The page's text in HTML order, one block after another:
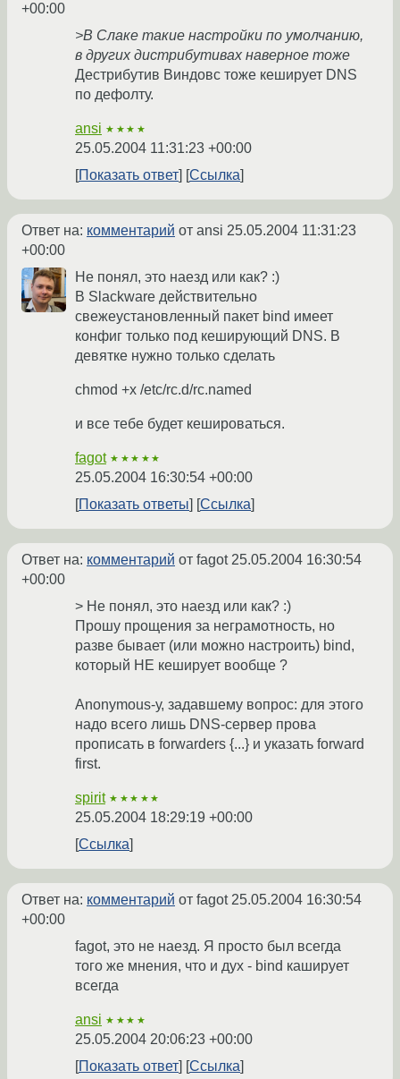
+00:00
>В Слаке такие настройки по умолчанию,
в других дистрибутивах наверное тоже
Дестрибутив Виндовс тоже кеширует DNS
по дефолту.
ansi ★★★★
25.05.2004 11:31:23 +00:00
Показать ответ
Ссылка
Ответ на: комментарий от ansi 25.05.2004 11:31:23
+00:00
Не понял, это наезд или как? :)
В Slackware действительно
свежеустановленный пакет bind имеет
конфиг только под кеширующий DNS. В
девятке нужно только сделать
chmod +x /etc/rc.d/rc.named
и все тебе будет кешироваться.
fagot ★★★★★
25.05.2004 16:30:54 +00:00
Показать ответы
Ссылка
Ответ на: комментарий от fagot25.05.2004 16:30:54
+00:00
> Не понял, это наезд или как? :)
Прошу прощения за неграмотность, но
разве бывает (или можно настроить) bind,
который НЕ кеширует вообще ?
Anonymous-у, задавшему вопрос: для этого
надо всего лишь DNS-сервер прова
прописать в forwarders {...} и указать forward
first.
spirit ★★★★★
25.05.2004 18:29:19 +00:00
Ссылка
Ответ на: комментарий от fagot25.05.2004 16:30:54
+00:00
fagot, это не наезд. Я просто был всегда
того же мнения, что и дух - bind каширует
всегда
ansi ★★★★
25.05.2004 20:06:23 +00:00
Показать ответ
Ссылка